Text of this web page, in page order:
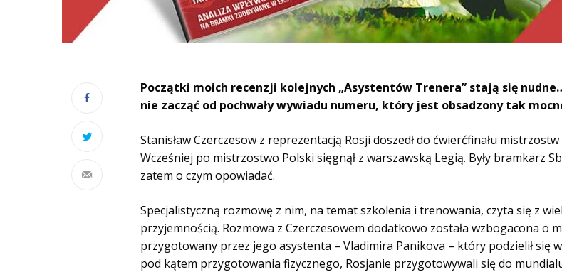
Początki moich recenzji kolejnych „Asystentów Trenera” stają się
nie zacząć od pochwały wywiadu numeru, który jest obsadzony tak
Stanisław Czerczesow z reprezentacją Rosji doszedł do ćwierćfinału mistrzostw
Wcześniej po mistrzostwo Polski sięgnął z warszawską Legią. Były bramkarz
zatem o czym opowiadać.
Specjalistyczną rozmowę z nim, na temat szkolenia i trenowania, czyta się z
przyjemnością. Rozmowa z Czerczesowem dodatkowo została wzbogacona o
przygotowany przez jego asystenta – Vladimira Panikova – który podzielił się
pod kątem przygotowania fizycznego, Rosjanie przygotowywali się do